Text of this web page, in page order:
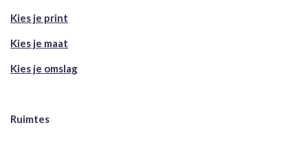
Kies je print
Kies je maat
Kies je omslag
Ruimtes